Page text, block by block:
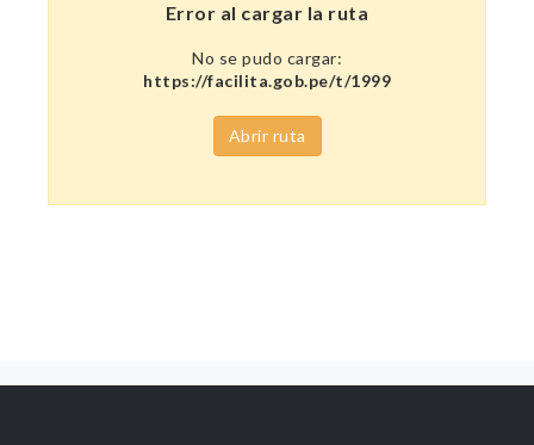
Error al cargar la ruta
No se pudo cargar:
https://facilita.gob.pe/t/1999
Abrir ruta